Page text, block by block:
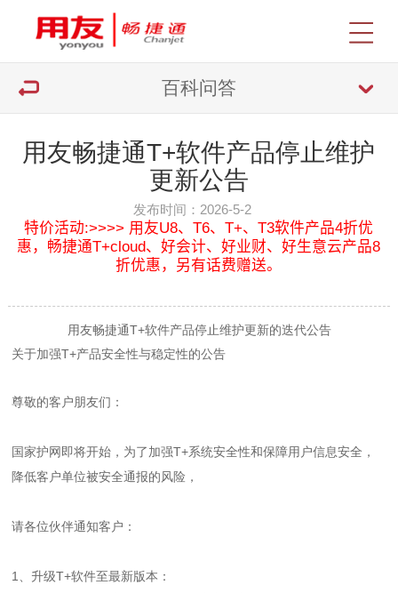
百科问答
用友畅捷通T+软件产品停止维护
更​新公告
发布时间：2026-5-2
特价活动:>>>> 用友U8、T6、T+、T3软件产品4折优
惠，畅捷通T+cloud、好会计、好业财、好生意云产品8
折优惠，另有话费赠送。
用友畅捷通T+软件产品停止维护更新的迭代公告
关于加强T+产品安全性与稳定性的公告
尊敬的客户朋友们：
国家护网即将开始，为了加强T+系统安全性和保障用户信息安全，
降低客户单位被安全通报的风险，
请各位伙伴通知客户：
1、升级T+软件至最新版本：